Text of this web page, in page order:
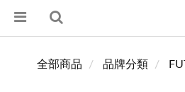
全部商品 品牌分類